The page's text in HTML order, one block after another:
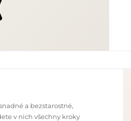
a bezstarostné,
v nich všechny kroky